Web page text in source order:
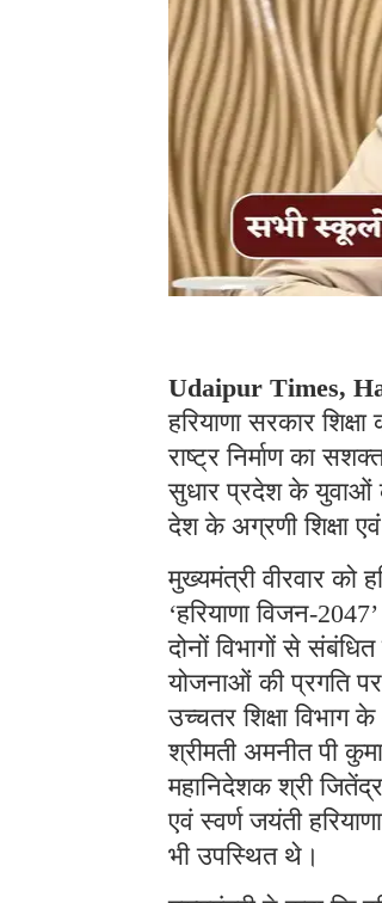
Udaipur Times,
हरियाणा सरकार
राष्ट्र निर्माण का
सुधार प्रदेश के युवाओं
देश के अग्रणी शिक्षा
मुख्यमंत्री वीरवार को
‘हरियाणा विजन-
दोनों विभागों से
योजनाओं की प्रगति
उच्चतर शिक्षा
श्रीमती अमनीत पी
महानिदेशक श्री
एवं स्वर्ण जयंती
भी उपस्थित थे।